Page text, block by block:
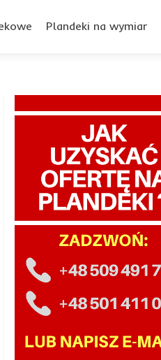
Plandeki na wymiar